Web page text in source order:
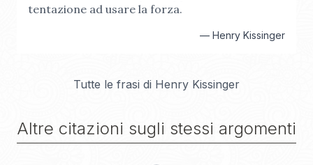
tentazione ad usare la forza.
— Henry Kissinger
Tutte le frasi di Henry Kissinger
Altre citazioni sugli stessi argomenti